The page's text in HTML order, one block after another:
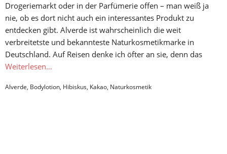
Drogeriemarkt oder in der Parfümerie offen – man weiß ja
nie, ob es dort nicht auch ein interessantes Produkt zu
entdecken gibt. Alverde ist wahrscheinlich die weit
verbreitetste und bekannteste Naturkosmetikmarke in
Deutschland. Auf Reisen denke ich öfter an sie, denn das
Weiterlesen…
Alverde, Bodylotion, Hibiskus, Kakao, Naturkosmetik